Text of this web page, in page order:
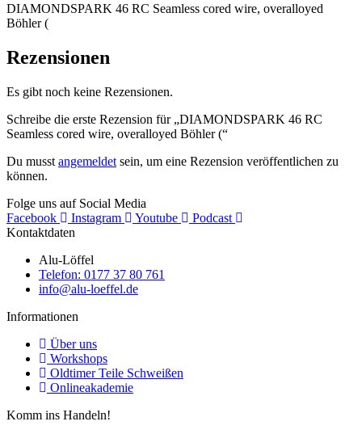
DIAMONDSPARK 46 RC Seamless cored wire, overalloyed
Böhler (
Rezensionen
Es gibt noch keine Rezensionen.
Schreibe die erste Rezension für „DIAMONDSPARK 46 RC
Seamless cored wire, overalloyed Böhler (“
Du musst angemeldet sein, um eine Rezension veröffentlichen zu
können.
Folge uns auf Social Media
Facebook
Instagram Youtube
Podcast
Kontaktdaten
Alu-Löffel
Telefon: 0177 37 80 761
info@alu-loeffel.de
Informationen
Über uns
Workshops
Oldtimer Teile Schweißen
Onlineakademie
Komm ins Handeln!